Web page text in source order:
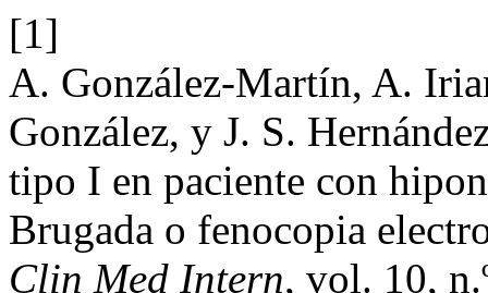
[1]
A. González-Martín, A.
González, y J. S.
tipo I en paciente con
Brugada o fenocopia
Clin Med Intern, vol. 10,